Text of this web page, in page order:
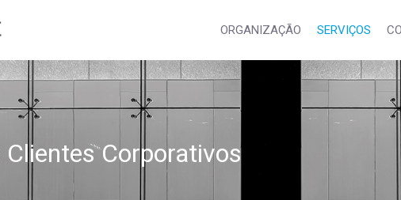
ORGANIZAÇÃO SERVIÇOS
Corporativos